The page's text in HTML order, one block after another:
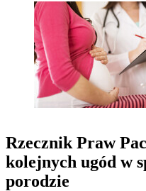
Rzecznik Praw
kolejnych ugód w
porodzie